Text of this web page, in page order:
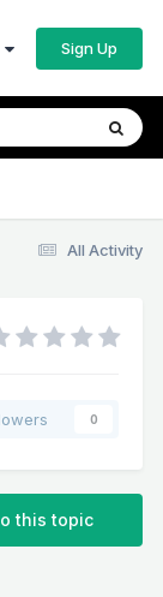
Sign Up
All Activity
0
this topic